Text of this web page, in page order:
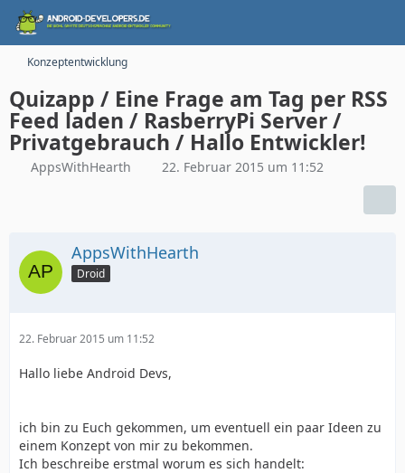
Konzeptentwicklung
Quizapp / Eine Frage am Tag per RSS
Feed laden / RasberryPi Server /
Privatgebrauch / Hallo Entwickler!
AppsWithHearth 22. Februar 2015 um 11:52
AppsWithHearth
Droid
22. Februar 2015 um 11:52
Hallo liebe Android Devs,
ich bin zu Euch gekommen, um eventuell ein paar Ideen zu
einem Konzept von mir zu bekommen.
Ich beschreibe erstmal worum es sich handelt: